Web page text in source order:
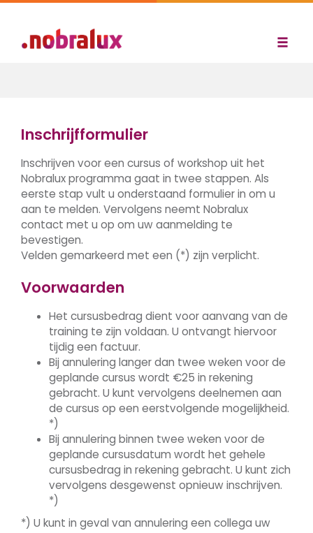
Inschrijfformulier
Inschrijven voor een cursus of workshop uit het
Nobralux programma gaat in twee stappen. Als
eerste stap vult u onderstaand formulier in om u
aan te melden. Vervolgens neemt Nobralux
contact met u op om uw aanmelding te
bevestigen.
Velden gemarkeerd met een (*) zijn verplicht.
Voorwaarden
Het cursusbedrag dient voor aanvang van de
training te zijn voldaan. U ontvangt hiervoor
tijdig een factuur.
Bij annulering langer dan twee weken voor de
geplande cursus wordt €25 in rekening
gebracht. U kunt vervolgens deelnemen aan
de cursus op een eerstvolgende mogelijkheid.
*)
Bij annulering binnen twee weken voor de
geplande cursusdatum wordt het gehele
cursusbedrag in rekening gebracht. U kunt zich
vervolgens desgewenst opnieuw inschrijven.
*)
*) U kunt in geval van annulering een collega uw